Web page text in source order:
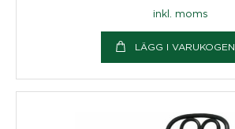
inkl. moms
LÄGG I VARUKOGEN